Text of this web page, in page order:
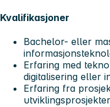
Kvalifikasjoner
Bachelor- eller
Erfaring med
digitalisering eller
Erfaring fra
utviklingsprosjekter